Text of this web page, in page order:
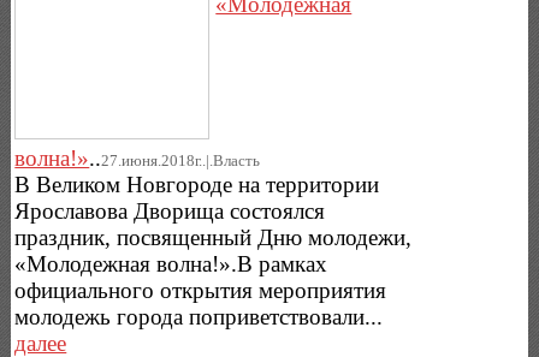
волна!»..27.июня.2018г..|.Власть
В Великом Новгороде на территории
Ярославова Дворища состоялся
праздник, посвященный Дню молодежи,
«Молодежная волна!».В рамках
официального открытия мероприятия
молодежь города поприветствовали...
далее